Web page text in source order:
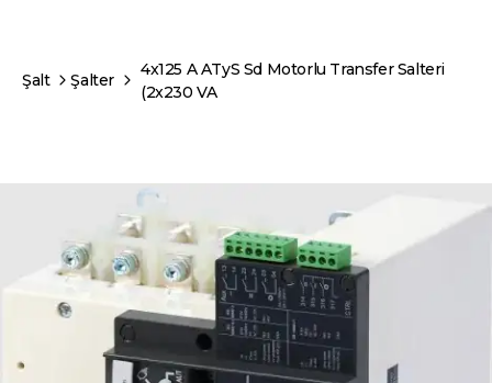
Şalt Şalter
4x125 A ATyS Sd Motorlu Transfer Salteri
(2x230 VA